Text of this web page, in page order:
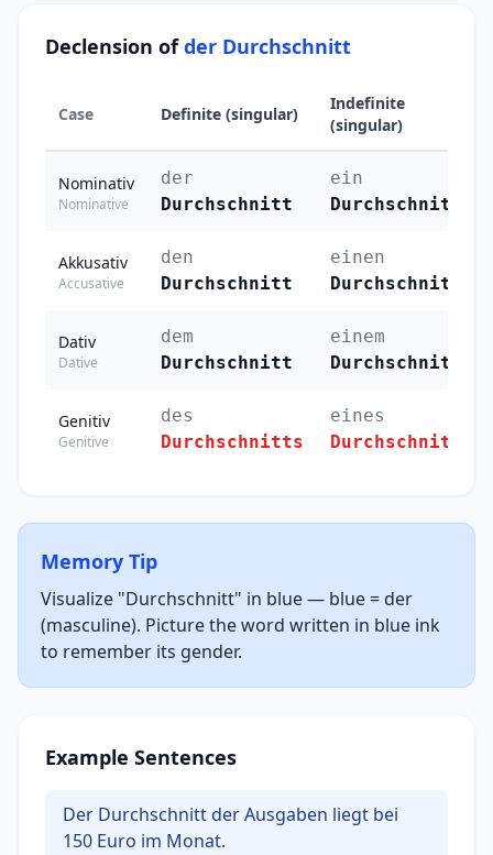
Declension ofder Durchschnitt
Case Definite (singular)
Indefinite
(singular)
Nominativ
Nominative
der
Durchschnitt
ein
Durchschnitt
Akkusativ
Accusative
den
Durchschnitt
einen
Durchschnitt
Dativ
Dative
dem
Durchschnitt
einem
Durchschnitt
Genitiv
Genitive
des
Durchschnitts
eines
Durchschnitts
Memory Tip
Visualize "Durchschnitt" in blue — blue = der
(masculine). Picture the word written in blue ink
to remember its gender.
Example Sentences
Der Durchschnitt der Ausgaben liegt bei
150 Euro im Monat.